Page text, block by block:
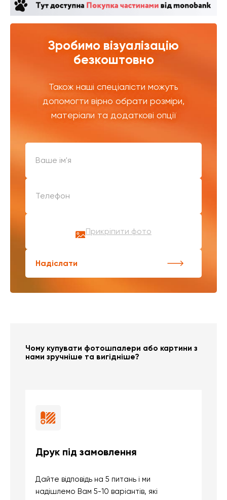
Зробимо візуалізацію
безкоштовно
Також наші спеціалісти можуть
допомогти вірно обрати розміри,
матеріали та додаткові опції
Прикріпити фото
Надіслати
Чому купувати фотошпалери або картини з
нами зручніше та вигідніше?
Друк під замовлення
Дайте відповідь на 5 питань і ми
надішлемо Вам 5-10 варіантів, які